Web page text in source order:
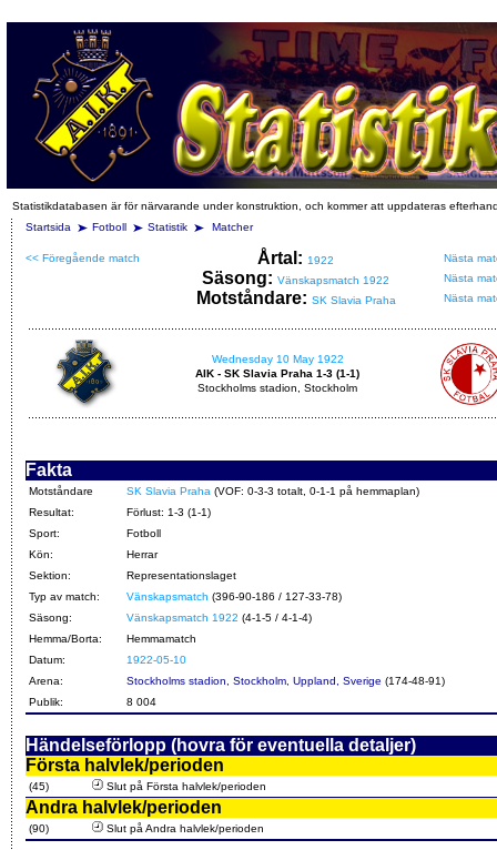
Statistikdatabasen är för närvarande under konstruktion, och kommer att uppdateras
Startsida
Fotboll Statistik Matcher
<< Föregående match Årtal: 1922 Nästa
Säsong: Vänskapsmatch 1922 Nästa
Motståndare: SK Slavia Praha Nästa
Wednesday 10 May 1922
AIK - SK Slavia Praha 1-3 (1-1)
Stockholms stadion, Stockholm
Fakta
Motståndare SK Slavia Praha (VOF: 0-3-3 totalt, 0-1-1 på hemmaplan)
Resultat:
Förlust: 1-3 (1-1)
Sport:
Fotboll
Kön:
Herrar
Sektion:
Representationslaget
Typ av match:
Vänskapsmatch (396-90-186 / 127-33-78)
Säsong:
Vänskapsmatch 1922 (4-1-5 / 4-1-4)
Hemma/Borta:
Hemmamatch
Datum:
1922-05-10
Arena:
Stockholms stadion, Stockholm, Uppland, Sverige (174-48-91)
Publik:
8 004
Händelseförlopp (hovra för eventuella detaljer)
Första halvlek/perioden
(45) Slut på Första halvlek/perioden
Andra halvlek/perioden
(90) Slut på Andra halvlek/perioden